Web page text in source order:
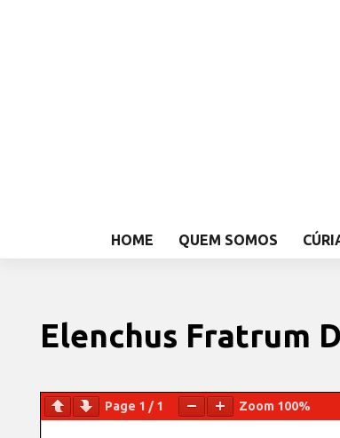
HOME QUEM SOMOS
Elenchus Fratrum
Page 1 /1 Zoom 100%